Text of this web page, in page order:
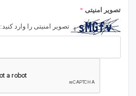
تصویر امنیتی *
تصویر امنیتی را وارد کنید: